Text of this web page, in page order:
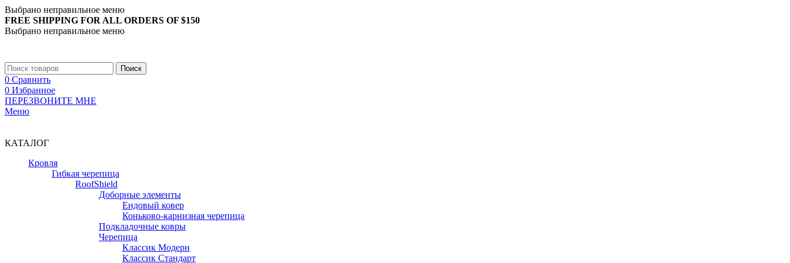
Выбрано неправильное меню
FREE SHIPPING FOR ALL ORDERS OF $150
Выбрано неправильное меню
Поиск
0 Сравнить
0 Избранное
ПЕРЕЗВОНИТЕ МНЕ
Меню
КАТАЛОГ
Кровля
Гибкая черепица
RoofShield
Доборные элементы
Ендовый ковер
Коньково-карнизная черепица
Подкладочные ковры
Черепица
Классик Модерн
Классик Стандарт